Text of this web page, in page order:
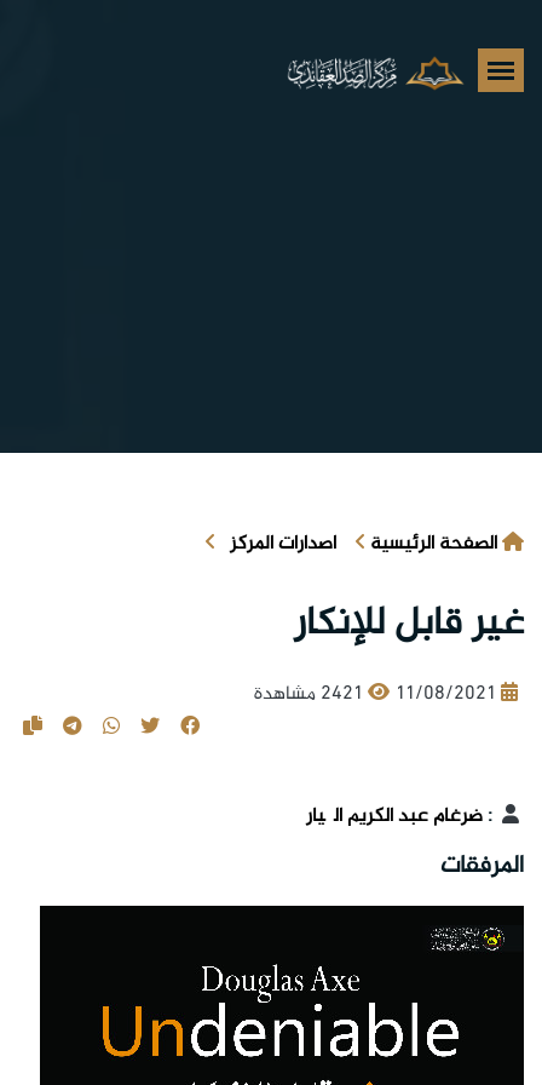
الصفحة الرئيسية اصدارات المركز
غير قابل للإنكار
11/08/2021 2421 مشاهدة
:ضرغام عبد الكريم الگيار
المرفقات